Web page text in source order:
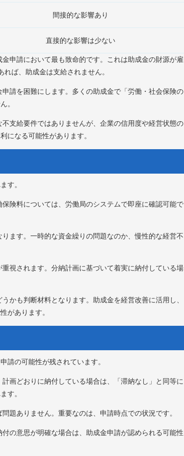
間接的な影響あり
直接的な影響は少ない
申請において最も致命的です。これは助成金の財源が雇
ば、助成金は支給されません。
請を困難にします。多くの助成金で「労働・社会保険の
。
支給要件ではありませんが、企業の信用度や経営状態の
になる可能性があります。
す。
険料については、労働局のシステムで即座に確認可能で
ます。一時的な資金繰りの問題なのか、慢性的な経営不
視されます。分納計画に基づいて着実に納付している場
かも判断材料となります。助成金を経営改善に活用し、
があります。
請の可能性が残されています。
画どおりに納付している場合は、「滞納なし」と同等に
す。
題ありません。重要なのは、申請時点での状況です。
の意思が明確な場合は、助成金申請が認められる可能性